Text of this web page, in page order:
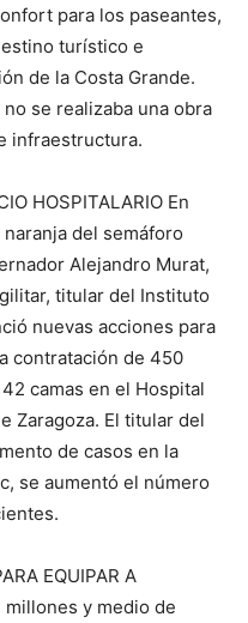
para los paseantes,
turístico e
de la Costa Grande.
se realizaba una obra
infraestructura.
HOSPITALARIO En
del semáforo
Alejandro Murat,
titular del Instituto
nuevas acciones para
contratación de 450
camas en el Hospital
Zaragoza. El titular del
de casos en la
se aumentó el número
EQUIPAR A
millones y medio de